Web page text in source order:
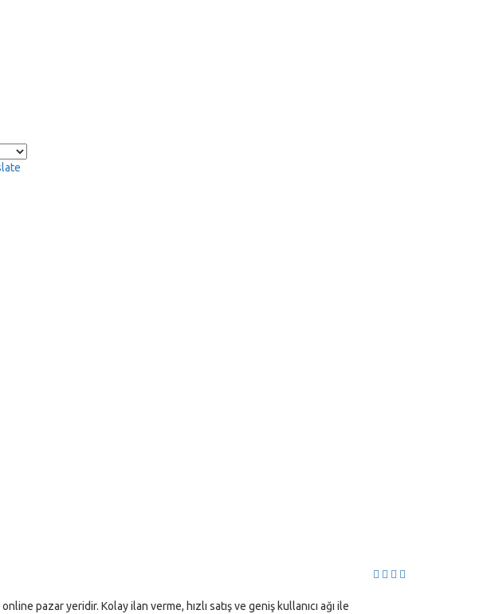
pazar yeridir. Kolay ilan verme, hızlı satış ve geniş kullanıcı ağı ile